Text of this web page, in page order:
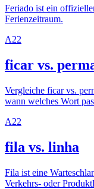
Feriado ist ein
Ferienzeitraum.
A22
ficar vs.
Vergleiche ficar vs.
wann welches Wort
A22
fila vs. linha
Fila ist eine
Verkehrs- oder